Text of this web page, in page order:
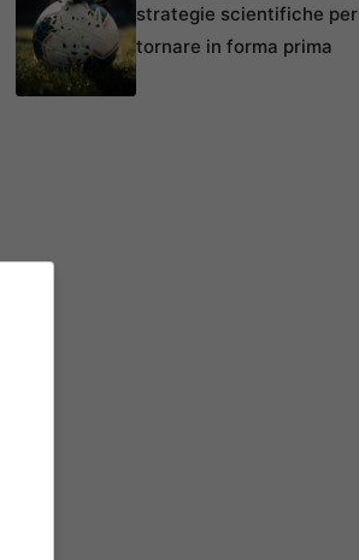
strategie scientifiche per
tornare in forma prima